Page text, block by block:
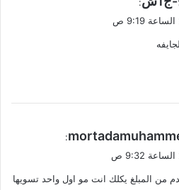
:
من المبلغ يكلك انت مو اول واحد تسويها